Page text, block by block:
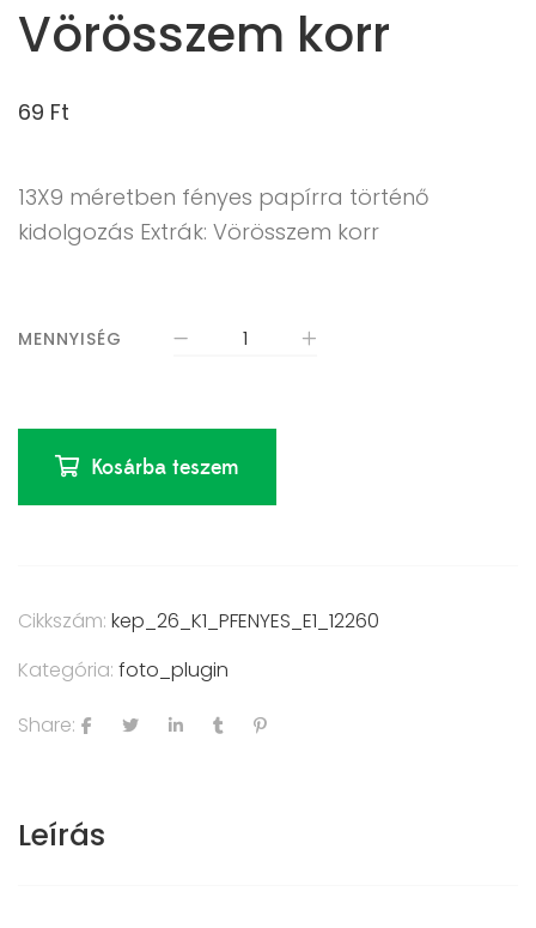
Vörösszem korr
69 Ft
13X9 méretben fényes papírra történő
kidolgozás Extrák: Vörösszem korr
MENNYISÉG
Kosárba teszem
Cikkszám: kep_26_K1_PFENYES_E1_12260
Kategória: foto_plugin
Share:
Leírás